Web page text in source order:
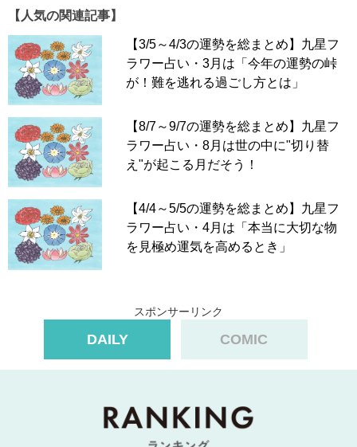
【人気の関連記事】
【3/5～4/3の運勢を総まとめ】九星フ
ラワー占い・3月は「今年の運勢の峠
が！難を逃れる過ごし方とは」
【8/7～9/7の運勢を総まとめ】九星フ
ラワー占い・8月は世の中に"切り替
え"が起こる月だそう！
【4/4～5/5の運勢を総まとめ】九星フ
ラワー占い・4月は「本当に大切な物
を見極め運気を高めるとき」
スポンサーリンク
DAILY COMIC